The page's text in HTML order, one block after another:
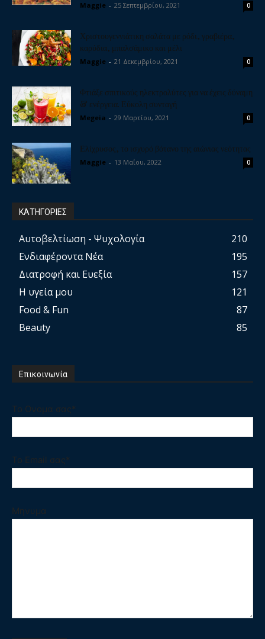
Maggie - 25 Σεπτεμβρίου, 2021 0
Χριστουγεννιάτικη σαλάτα με ρόδι, γραβιέρα,
καρύδια, μπαλσάμικο και μέλι
Maggie - 21 Δεκεμβρίου, 2021 0
Φτιάξε σπιτικούς ηλεκτρολύτες για να έχεις δύναμη
& ενέργεια. Εύκολη συνταγή
Megeia - 29 Μαρτίου, 2021 0
Ελίχρυσος, το ισχυρό βότανο της αιώνιας νεότητας
Maggie - 13 Μαΐου, 2022 0
ΚΑΤΗΓΟΡΙΕΣ
Αυτοβελτίωση - Ψυχολογία
210
Ενδιαφέροντα Νέα
195
Διατροφή και Ευεξία
157
Η υγεία μου
121
Food & Fun
87
Beauty
85
Επικοινωνία
Το Ονομα σας*
Το Email σας*
Μηνυμα